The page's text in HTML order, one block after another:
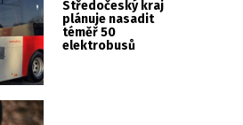
Středočeský kraj
plánuje nasadit
téměř 50
elektrobusů